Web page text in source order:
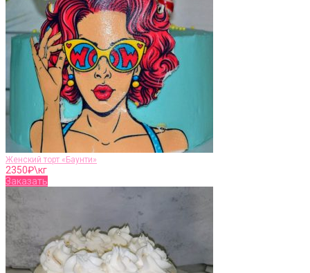
Женский торт «Баунти»
2350₽\кг
Заказать